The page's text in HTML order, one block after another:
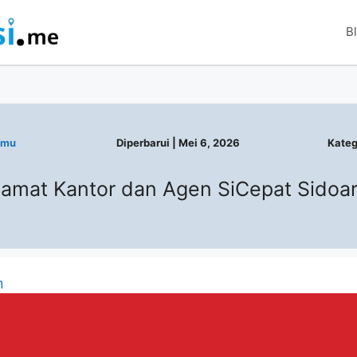
Diperbarui |Mei 6, 2026
Kantor dan Agen SiCepat